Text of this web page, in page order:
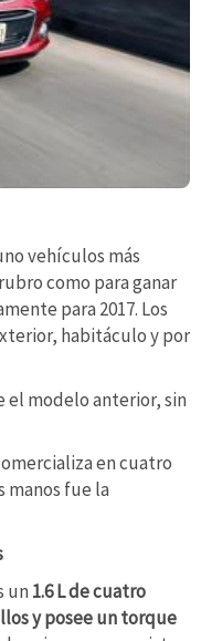
vehículos más
como para ganar
para 2017. Los
habitáculo y por
el modelo anterior, sin
en cuatro
manos fue la
un 1.6 L de cuatro
y posee un torque